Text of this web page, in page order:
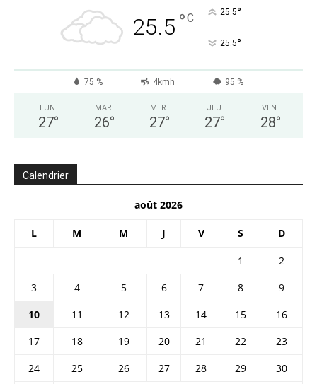
25.5 °C 25.5°
25.5°
75 % 4kmh 95 %
LUN
27°
MAR
26°
MER
27°
JEU
27°
VEN
28°
Calendrier
août 2026
L M M J V S D
1
2
3
4 5 6 7 8
9
10
11 12 13 14 15
16
17
18 19 20 21 22
23
24
25 26 27 28 29
30